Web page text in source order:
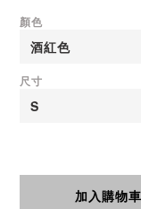
顏色
尺寸
加入購物車